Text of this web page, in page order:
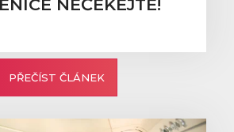
NEČEKEJTE!
PŘEČÍST ČLÁNEK